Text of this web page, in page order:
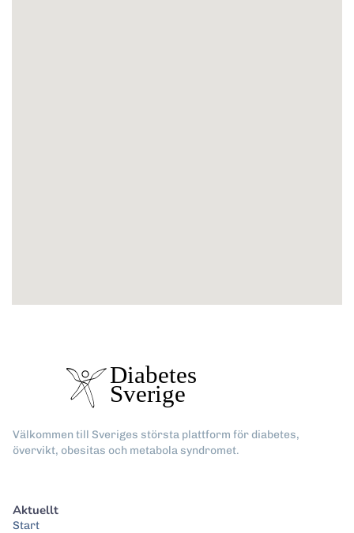
Välkommen till Sveriges största plattform för diabetes,
övervikt, obesitas och metabola syndromet.
Aktuellt
Start